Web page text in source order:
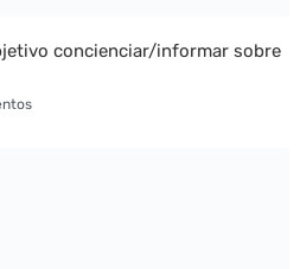
concienciar/informar sobre